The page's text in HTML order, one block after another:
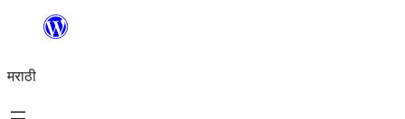
सामुग्रीवर
मराठी